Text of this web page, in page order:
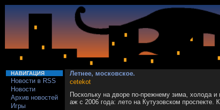
НАВИГАЦИЯ
Новости в RSS
Новости
Архив новостей
Игры
Летнее, московское.
cetekot
Поскольку на дворе по-прежнему зима, холода
аж с 2006 года: лето на Кутузовском